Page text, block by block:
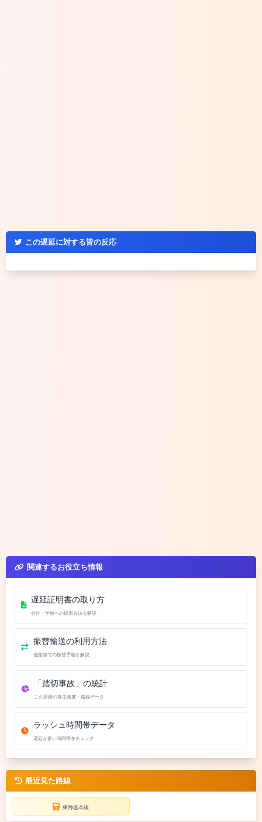
この遅延に対する皆の反応
関連するお役立ち情報
遅延証明書の取り方
会社・学校への提出方法を解説
振替輸送の利用方法
他路線での振替手順を解説
「踏切事故」の統計
この原因の発生頻度・路線データ
ラッシュ時間帯データ
遅延が多い時間帯をチェック
最近見た路線
東海道本線